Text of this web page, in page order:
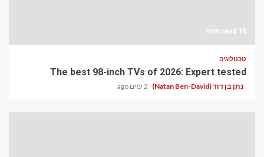
10 min read
טכנולוגיה
The best 98-inch TVs of 2026: Expert tested
נתן בן דוד (Natan Ben-David) 2 ימים ago